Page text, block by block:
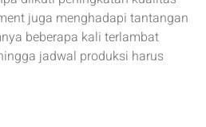
juga menghadapi tantangan
beberapa kali terlambat
jadwal produksi harus